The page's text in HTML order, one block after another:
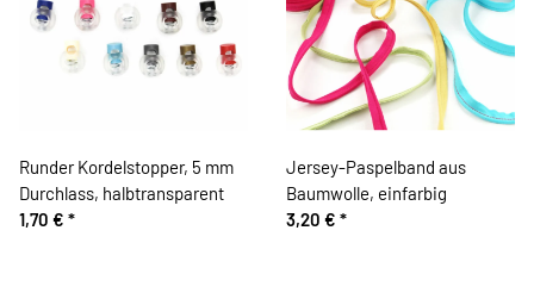
Runder Kordelstopper, 5 mm
Durchlass, halbtransparent
1,70 € *
Jersey-Paspelband aus
Baumwolle, einfarbig
3,20 € *